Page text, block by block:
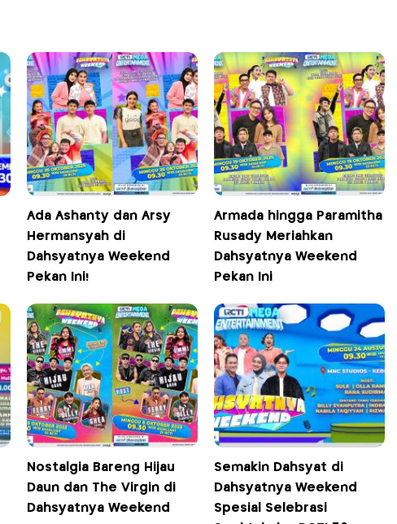
Ada Ashanty dan Arsy
Hermansyah di
Dahsyatnya Weekend
Pekan Ini!
Armada hingga Paramitha
Rusady Meriahkan
Dahsyatnya Weekend
Pekan Ini
Nostalgia Bareng Hijau
Daun dan The Virgin di
Dahsyatnya Weekend
Semakin Dahsyat di
Dahsyatnya Weekend
Spesial Selebrasi